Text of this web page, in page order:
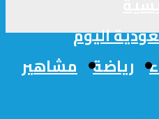
اليوم
رياضة مشاهير